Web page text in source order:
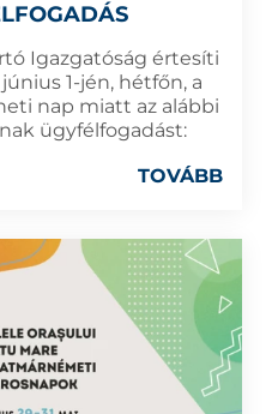
Igazgatóság értesíti
1-jén, hétfőn, a
nap miatt az alábbi
ügyfélfogadást:
TOVÁBB